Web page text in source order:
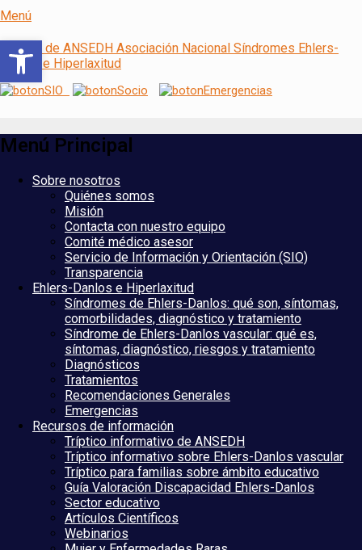
Menú
ANSEDH
Asociación Nacional del Síndrome de
Ehlers-Danlos e Hiperlaxitud
Menú Principal
Saltar
contenido
Sobre nosotros
Quiénes somos
Misión
Contacta con nuestro equipo
Comité médico asesor
Servicio de Información y Orientación (SIO)
Transparencia
Ehlers-Danlos e Hiperlaxitud
Síndromes de Ehlers-Danlos: qué son, síntomas,
comorbilidades, diagnóstico y tratamiento
Síndrome de Ehlers-Danlos vascular: qué es,
síntomas, diagnóstico, riesgos y tratamiento
Diagnósticos
Tratamientos
Recomendaciones Generales
Emergencias
Recursos de información
Tríptico informativo de ANSEDH
Tríptico informativo sobre Ehlers-Danlos vascular
Tríptico para familias sobre ámbito educativo
Guía Valoración Discapacidad Ehlers-Danlos
Sector educativo
Artículos Científicos
Webinarios
Abrir barra de herramientas